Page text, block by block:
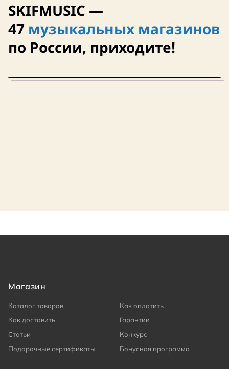
SKIFMUSIC —
47 музыкальных магазинов
по России, приходите!
Магазин
Каталог товаров
Как оплатить
Как доставить
Гарантии
Статьи
Конкурс
Подарочные сертификаты
Бонусная программа